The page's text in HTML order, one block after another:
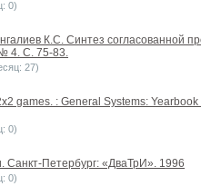
0)
К.С. Синтез согласованной
4. С. 75-83.
27)
games. : General Systems:
0)
Петербург: «ДваТрИ». 1996
0)